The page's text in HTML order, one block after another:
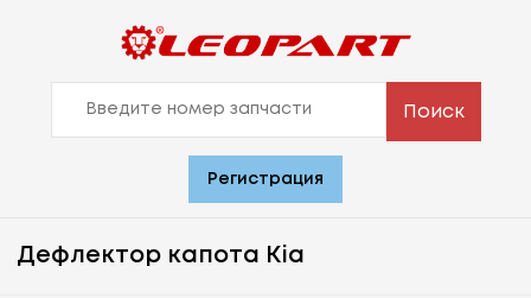
Поиск
Регистрация
Дефлектор капота Kia